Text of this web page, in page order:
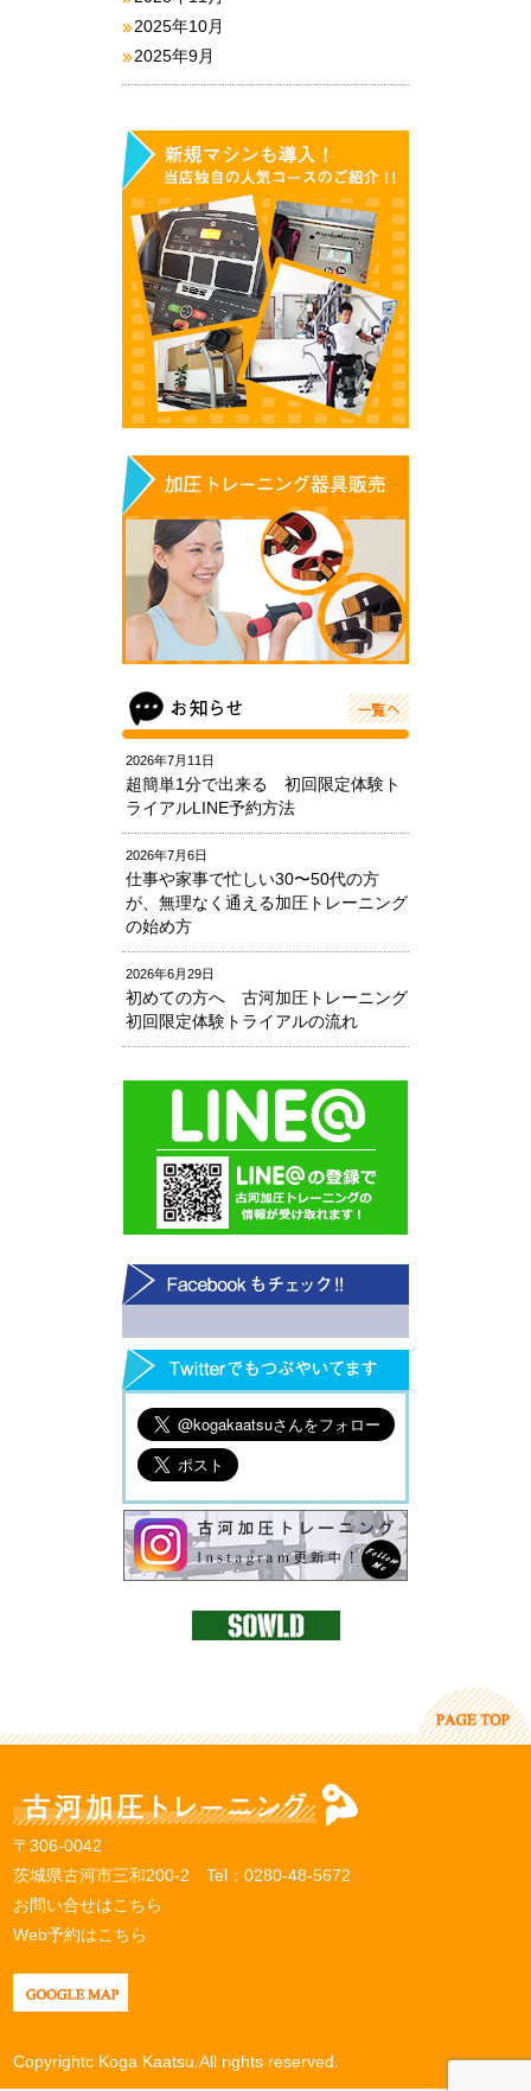
2025年10月
2025年9月
2026年7月11日
超簡単1分で出来る 初回限定体験ト
ライアルLINE予約方法
2026年7月6日
仕事や家事で忙しい30〜50代の方
が、無理なく通える加圧トレーニング
の始め方
2026年6月29日
初めての方へ 古河加圧トレーニング
初回限定体験トライアルの流れ
〒306-0042
茨城県古河市三和200-2 Tel：0280-48-5672
お問い合せはこちら
Web予約はこちら
Copyrightc Koga Kaatsu.All rights reserved.